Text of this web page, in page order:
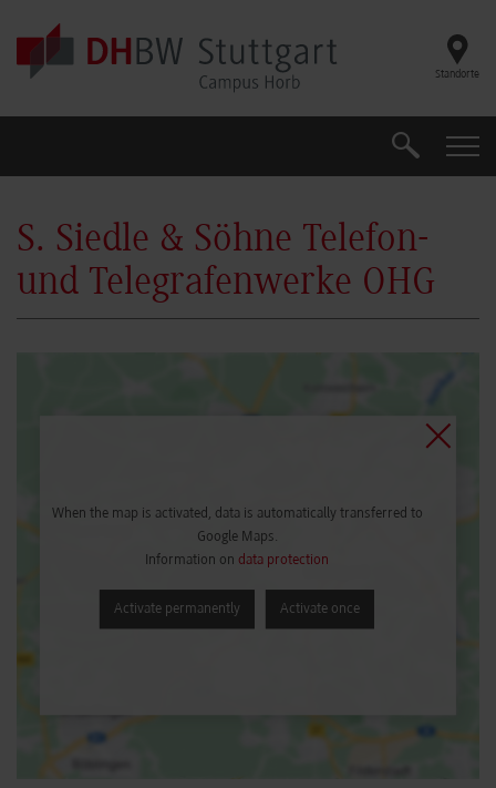
Skip to main content
Standorte
Search
S. Siedle & Söhne Telefon-
und Telegrafenwerke OHG
When the map is activated, data is automatically transferred to
Google Maps.
Information on data protection
Activate permanently Activate once